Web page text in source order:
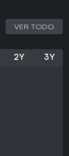
VER TODO
2Y 3Y